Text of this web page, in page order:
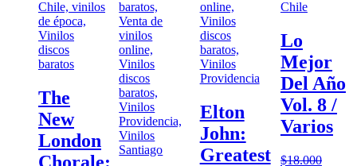
The
New
London
Elton
John:
Greatest
Lo
Mejor
Del Año
Vol. 8 /
Varios
$18.000